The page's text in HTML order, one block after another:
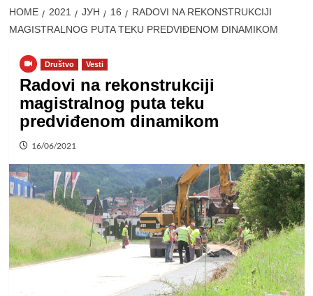
HOME 2021 ЈУН 16
RADOVI NA REKONSTRUKCIJI
MAGISTRALNOG PUTA TEKU PREDVIĐENOM DINAMIKOM
Društvo Vesti
Radovi na rekonstrukciji
magistralnog puta teku
predviđenom dinamikom
16/06/2021